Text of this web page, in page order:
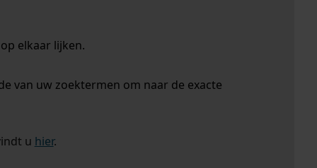
elkaar lijken.
van uw zoektermen om naar de exacte
u hier.